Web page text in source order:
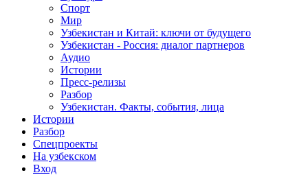
Спорт
Мир
Узбекистан и Китай: ключи от будущего
Узбекистан - Россия: диалог партнеров
Аудио
Истории
Пресс-релизы
Разбор
Узбекистан. Факты, события, лица
Истории
Разбор
Спецпроекты
На узбекском
Вход